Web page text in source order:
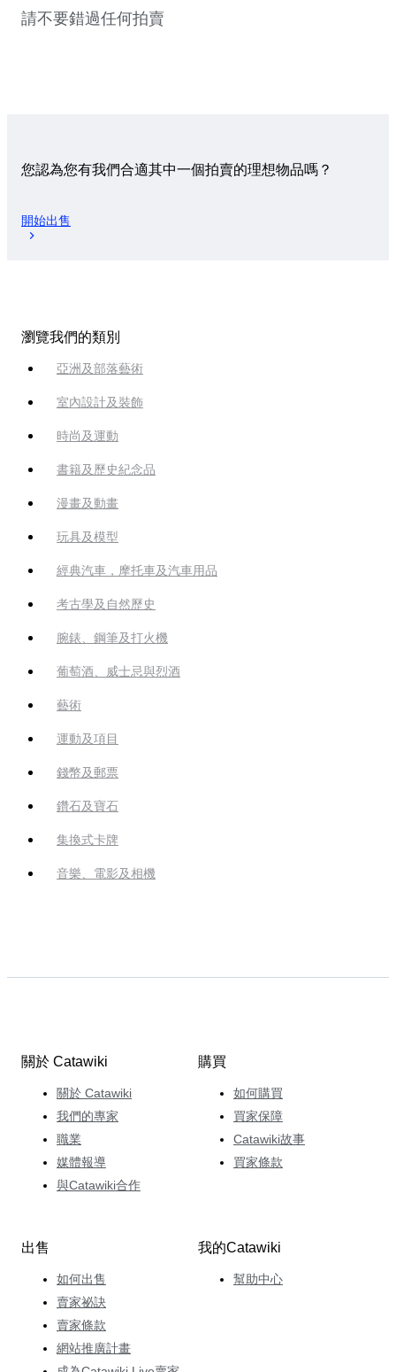
請不要錯過任何拍賣
您認為您有我們合適其中一個拍賣的理想物品嗎？
開始出售
瀏覽我們的類別
亞洲及部落藝術
室內設計及裝飾
時尚及運動
書籍及歷史紀念品
漫畫及動畫
玩具及模型
經典汽車，摩托車及汽車用品
考古學及自然歷史
腕錶、鋼筆及打火機
葡萄酒、威士忌與烈酒
藝術
運動及項目
錢幣及郵票
鑽石及寶石
集換式卡牌
音樂、電影及相機
關於 Catawiki
關於 Catawiki
我們的專家
職業
媒體報導
與Catawiki合作
購買
如何購買
買家保障
Catawiki故事
買家條款
出售
如何出售
賣家祕訣
賣家條款
網站推廣計畫
我的Catawiki
幫助中心